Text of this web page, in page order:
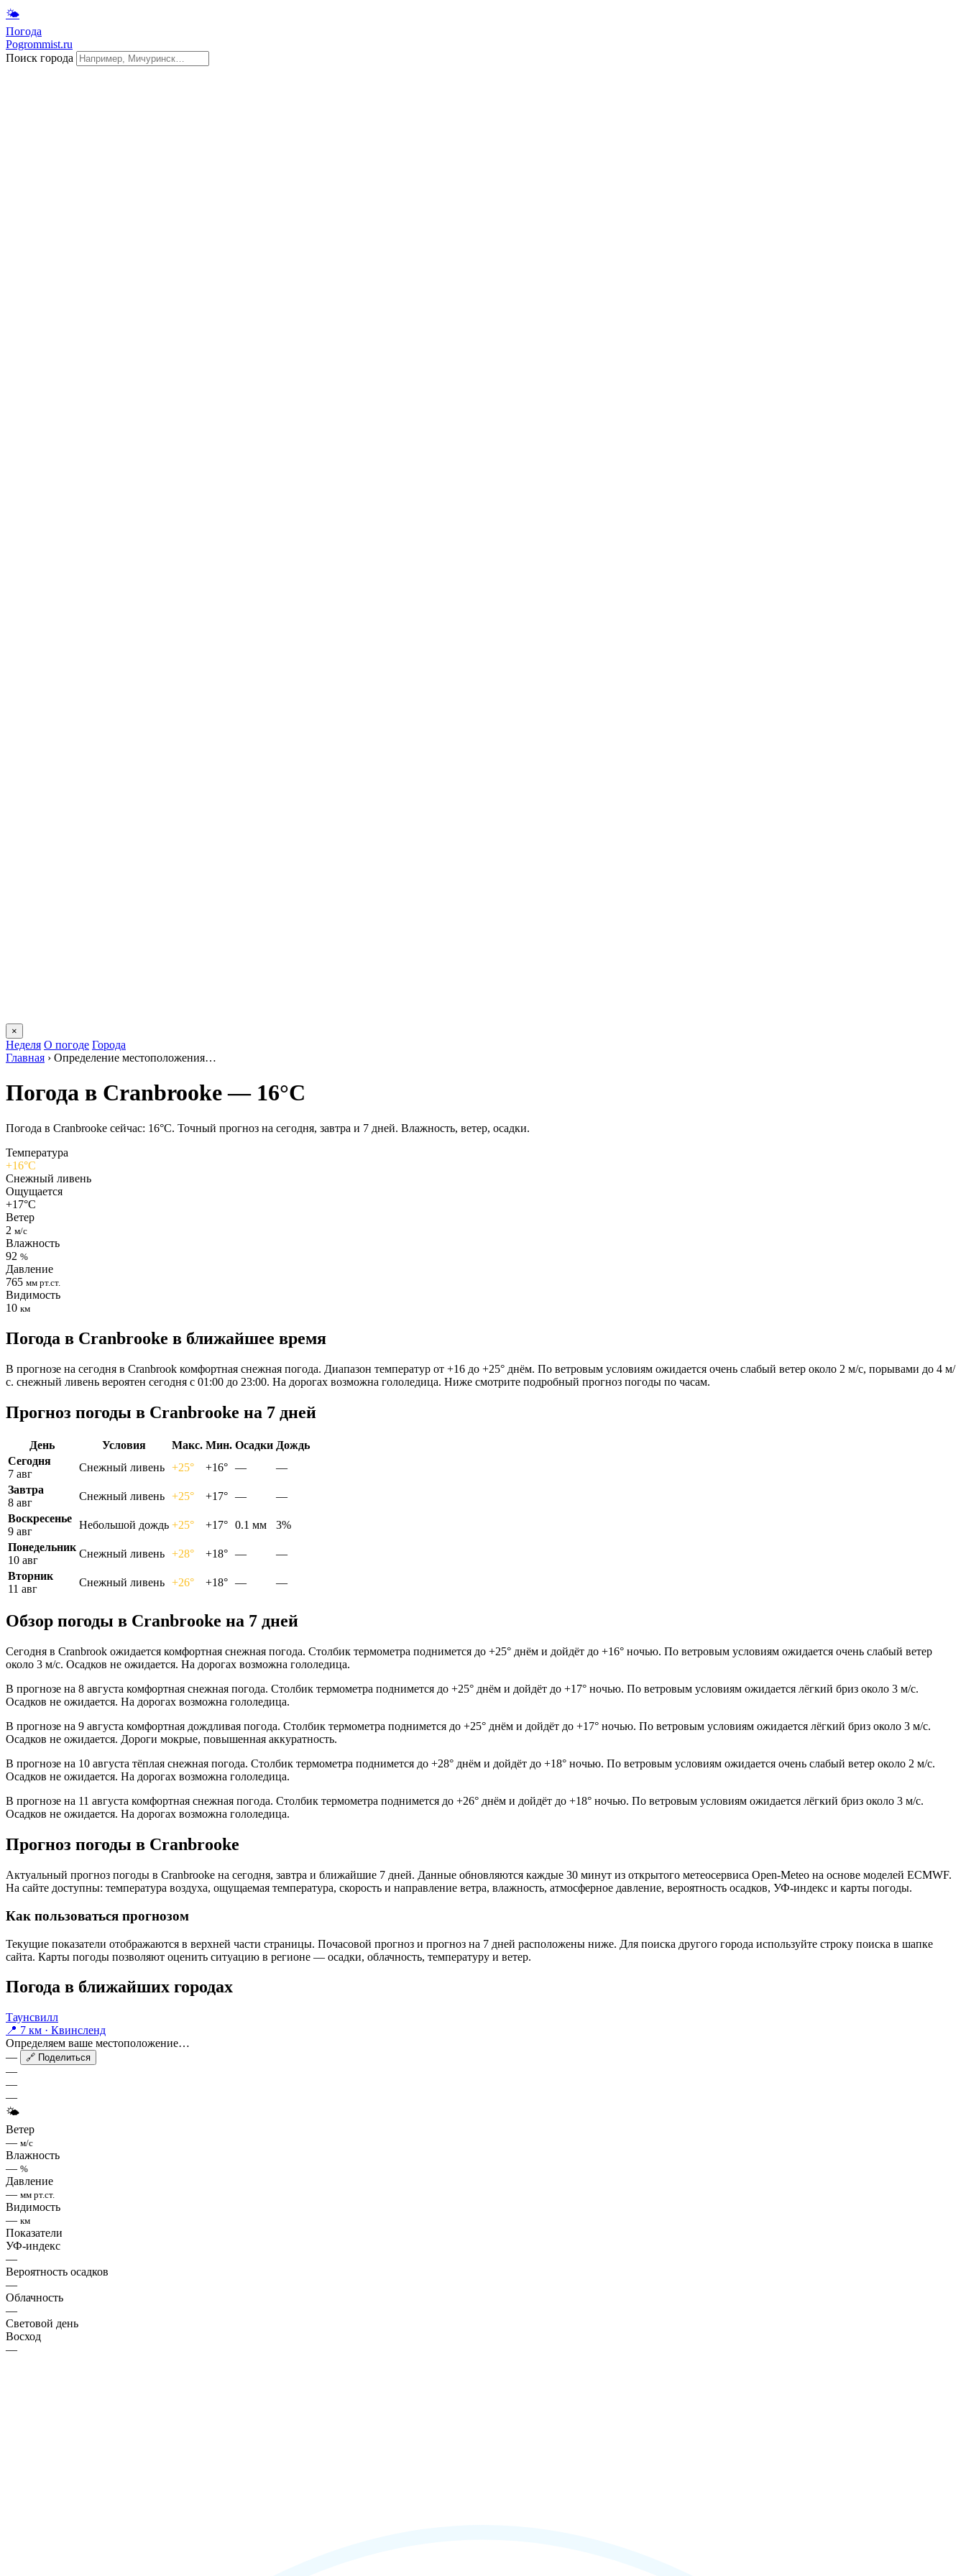
🌤
Погода
Pogrommist.ru
Поиск города
×
Неделя О погоде Города
Главная › Определение местоположения…
Погода в Cranbrookе — 16°C
Погода в Cranbrookе сейчас: 16°C. Точный прогноз на сегодня, завтра и 7 дней. Влажность, ветер, осадки.
Температура
+16°C
Снежный ливень
Ощущается
+17°C
Ветер
2 м/с
Влажность
92 %
Давление
765 мм рт.ст.
Видимость
10 км
Погода в Cranbrookе в ближайшее время
В прогнозе на сегодня в Cranbrook комфортная снежная погода. Диапазон температур от +16 до +25° днём. По ветровым условиям ожидается очень слабый ветер около 2 м/с, порывами до 4 м/
с. снежный ливень вероятен сегодня с 01:00 до 23:00. На дорогах возможна гололедица. Ниже смотрите подробный прогноз погоды по часам.
Прогноз погоды в Cranbrookе на 7 дней
День Условия Макс. Мин. Осадки Дождь
Сегодня
7 авг
Снежный ливень +25° +16° —
—
Завтра
8 авг
Снежный ливень +25° +17° —
—
Воскресенье
9 авг
Небольшой дождь +25° +17° 0.1 мм
3%
Понедельник
10 авг
Снежный ливень +28° +18° —
—
Вторник
11 авг
Снежный ливень +26° +18° — —
Обзор погоды в Cranbrookе на 7 дней
Сегодня в Cranbrook ожидается комфортная снежная погода. Столбик термометра поднимется до +25° днём и дойдёт до +16° ночью. По ветровым условиям ожидается очень слабый ветер
около 3 м/с. Осадков не ожидается. На дорогах возможна гололедица.
В прогнозе на 8 августа комфортная снежная погода. Столбик термометра поднимется до +25° днём и дойдёт до +17° ночью. По ветровым условиям ожидается лёгкий бриз около 3 м/с.
Осадков не ожидается. На дорогах возможна гололедица.
В прогнозе на 9 августа комфортная дождливая погода. Столбик термометра поднимется до +25° днём и дойдёт до +17° ночью. По ветровым условиям ожидается лёгкий бриз около 3 м/с.
Осадков не ожидается. Дороги мокрые, повышенная аккуратность.
В прогнозе на 10 августа тёплая снежная погода. Столбик термометра поднимется до +28° днём и дойдёт до +18° ночью. По ветровым условиям ожидается очень слабый ветер около 2 м/с.
Осадков не ожидается. На дорогах возможна гололедица.
В прогнозе на 11 августа комфортная снежная погода. Столбик термометра поднимется до +26° днём и дойдёт до +18° ночью. По ветровым условиям ожидается лёгкий бриз около 3 м/с.
Осадков не ожидается. На дорогах возможна гололедица.
Прогноз погоды в Cranbrookе
Актуальный прогноз погоды в Cranbrookе на сегодня, завтра и ближайшие 7 дней. Данные обновляются каждые 30 минут из открытого метеосервиса Open-Meteo на основе моделей ECMWF.
На сайте доступны: температура воздуха, ощущаемая температура, скорость и направление ветра, влажность, атмосферное давление, вероятность осадков, УФ-индекс и карты погоды.
Как пользоваться прогнозом
Текущие показатели отображаются в верхней части страницы. Почасовой прогноз и прогноз на 7 дней расположены ниже. Для поиска другого города используйте строку поиска в шапке
сайта. Карты погоды позволяют оценить ситуацию в регионе — осадки, облачность, температуру и ветер.
Погода в ближайших городах
Таунсвилл
📍 7 км · Квинсленд
Определяем ваше местоположение…
—
🔗 Поделиться
—
—
—
🌤
Ветер
— м/с
Влажность
— %
Давление
— мм рт.ст.
Видимость
— км
Показатели
УФ-индекс
—
Вероятность осадков
—
Облачность
—
Световой день
Восход
—